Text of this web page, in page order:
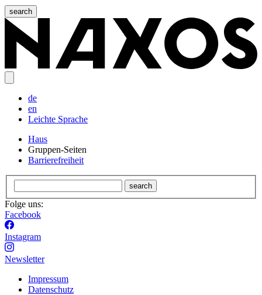
search
de
en
Leichte Sprache
Haus
Gruppen-Seiten
Barrierefreiheit
search
Folge uns:
Facebook
Instagram
Newsletter
Impressum
Datenschutz